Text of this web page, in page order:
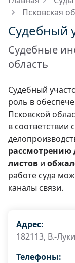
Псковская
Судебный
Судебные
область
Судебный
роль в
Псковской
в соответствии
рассмотрению
листов и
работе суда
каналы связи.
Адрес:
182113, В.-
Телефоны: